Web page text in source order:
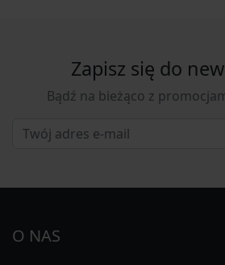
Zapisz się do
Bądź na bieżąco z
O NAS